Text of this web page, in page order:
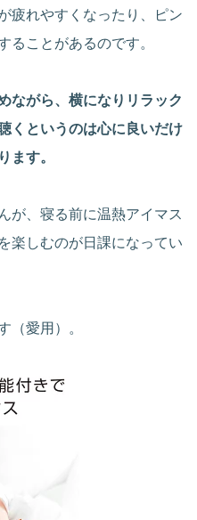
疲れやすくなったり、ピン
ることがあるのです。
ながら、横になりリラック
くというのは心に良いだけ
ます。
が、寝る前に温熱アイマス
楽しむのが日課になってい
（愛用）。